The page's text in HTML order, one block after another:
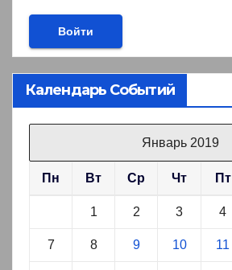
Календарь Событий
Январь 2019
Пн Вт Ср Чт Пт
1 2 3 4
7 8 9 10 11